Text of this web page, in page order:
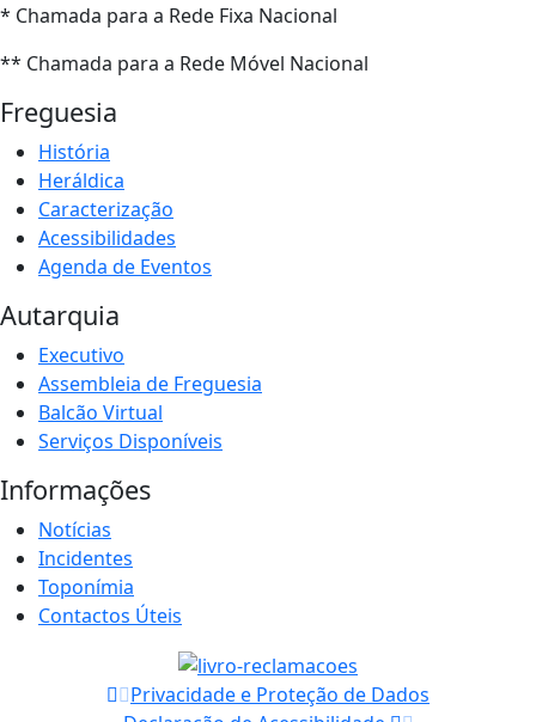
* Chamada para a Rede Fixa Nacional
** Chamada para a Rede Móvel Nacional
Freguesia
História
Heráldica
Caracterização
Acessibilidades
Agenda de Eventos
Autarquia
Executivo
Assembleia de Freguesia
Balcão Virtual
Serviços Disponíveis
Informações
Notícias
Incidentes
Toponímia
Contactos Úteis
Privacidade e Proteção de Dados